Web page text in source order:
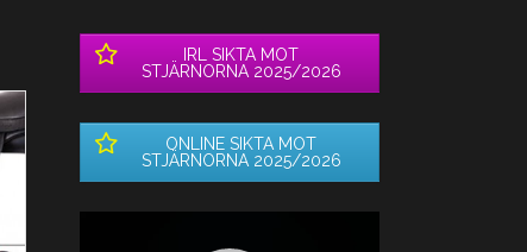
IRL SIKTA MOT
STJÄRNORNA 2025/2026
ONLINE SIKTA MOT
STJÄRNORNA 2025/2026